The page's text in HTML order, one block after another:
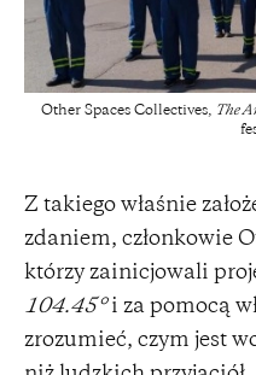
Other Spaces Collectives, The
Z takiego właśnie
zdaniem, członkowie
którzy zainicjowali
104.45°i za pomocą
zrozumieć, czym jest